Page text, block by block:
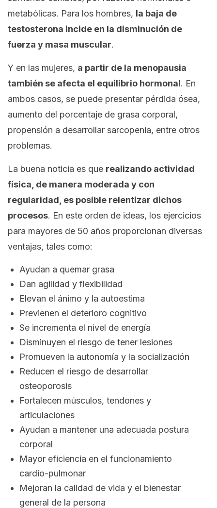
metabólicas. Para los hombres, la baja de
testosterona incide en la disminución de
fuerza y masa muscular.
Y en las mujeres, a partir de la menopausia
también se afecta el equilibrio hormonal. En
ambos casos, se puede presentar pérdida ósea,
aumento del porcentaje de grasa corporal,
propensión a desarrollar sarcopenia, entre otros
problemas.
La buena noticia es que realizando actividad
física, de manera moderada y con
regularidad, es posible relentizar dichos
procesos. En este orden de ideas, los ejercicios
para mayores de 50 años proporcionan diversas
ventajas, tales como:
Ayudan a quemar grasa
Dan agilidad y flexibilidad
Elevan el ánimo y la autoestima
Previenen el deterioro cognitivo
Se incrementa el nivel de energía
Disminuyen el riesgo de tener lesiones
Promueven la autonomía y la socialización
Reducen el riesgo de desarrollar
osteoporosis
Fortalecen músculos, tendones y
articulaciones
Ayudan a mantener una adecuada postura
corporal
Mayor eficiencia en el funcionamiento
cardio-pulmonar
Mejoran la calidad de vida y el bienestar
general de la persona